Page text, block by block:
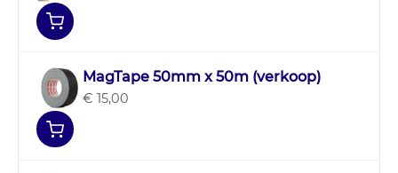
MagTape 50mm x 50m (verkoop)
€ 15,00